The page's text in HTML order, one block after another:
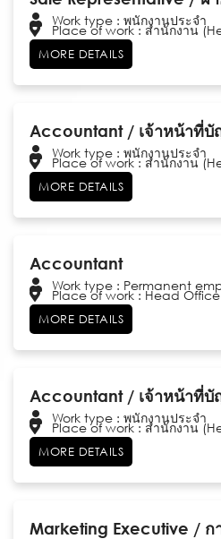
Work type : พนักงานประจำ
Place of work : สำนักงาน
MORE DETAILS
Accountant / เจ้าหน้าที่
Work type : พนักงานประจำ
Place of work : สำนักงาน
MORE DETAILS
Accountant
Work type : Permanent
Place of work : Head Office
MORE DETAILS
Accountant / เจ้าหน้าที่
Work type : พนักงานประจำ
Place of work : สำนักงาน
MORE DETAILS
Marketing Executive / ก